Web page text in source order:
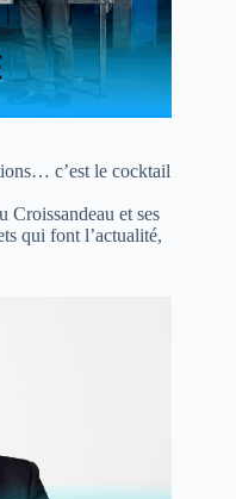
c’est le cocktail
et ses
qui font l’actualité,